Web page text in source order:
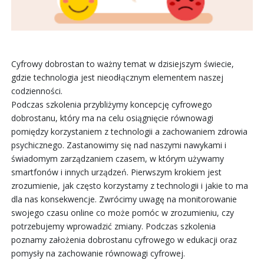
Cyfrowy dobrostan to ważny temat w dzisiejszym świecie,
gdzie technologia jest nieodłącznym elementem naszej
codzienności.
Podczas szkolenia przybliżymy koncepcję cyfrowego
dobrostanu, który ma na celu osiągnięcie równowagi
pomiędzy korzystaniem z technologii a zachowaniem zdrowia
psychicznego. Zastanowimy się nad naszymi nawykami i
świadomym zarządzaniem czasem, w którym używamy
smartfonów i innych urządzeń. Pierwszym krokiem jest
zrozumienie, jak często korzystamy z technologii i jakie to ma
dla nas konsekwencje. Zwrócimy uwagę na monitorowanie
swojego czasu online co może pomóc w zrozumieniu, czy
potrzebujemy wprowadzić zmiany. Podczas szkolenia
poznamy założenia dobrostanu cyfrowego w edukacji oraz
pomysły na zachowanie równowagi cyfrowej.